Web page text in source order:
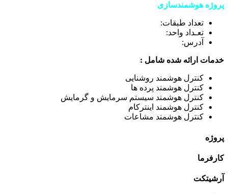
پروژه هوشمندسازی
تعداد طبقات:
تعـداد واحد:
آدرس:
خدمات ارائه شده شامل :
کنترل هوشمند روشنایی
کنترل هوشمند پرده ها
کنترل هوشمند سیستم سرمایش و گرمایش
کنترل هوشمند اینترکام
کنترل هوشمند مشاعات
پروژه
کارفرما
آرشیتکت